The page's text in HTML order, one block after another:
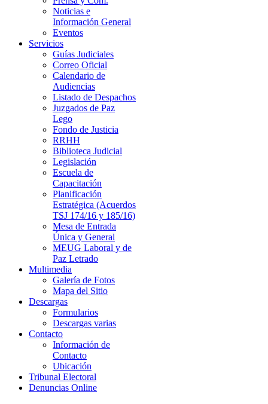
Noticias e
Información General
Eventos
Servicios
Guías Judiciales
Correo Oficial
Calendario de
Audiencias
Listado de Despachos
Juzgados de Paz
Lego
Fondo de Justicia
RRHH
Biblioteca Judicial
Legislación
Escuela de
Capacitación
Planificación
Estratégica (Acuerdos
TSJ 174/16 y 185/16)
Mesa de Entrada
Única y General
MEUG Laboral y de
Paz Letrado
Multimedia
Galería de Fotos
Mapa del Sitio
Descargas
Formularios
Descargas varias
Contacto
Información de
Contacto
Ubicación
Tribunal Electoral
Denuncias Online